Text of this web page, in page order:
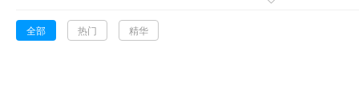
全部 热门 精华